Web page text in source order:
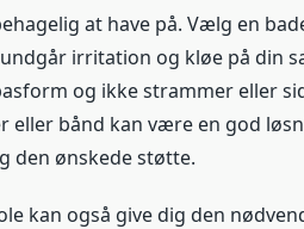
at have på. Vælg en
irritation og kløe på din
og ikke strammer eller
eller bånd kan være en god
den ønskede støtte.
kan også give dig den